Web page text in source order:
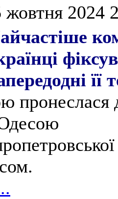
жовтня 2024
пронеслася